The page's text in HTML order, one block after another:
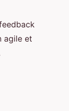
agile et